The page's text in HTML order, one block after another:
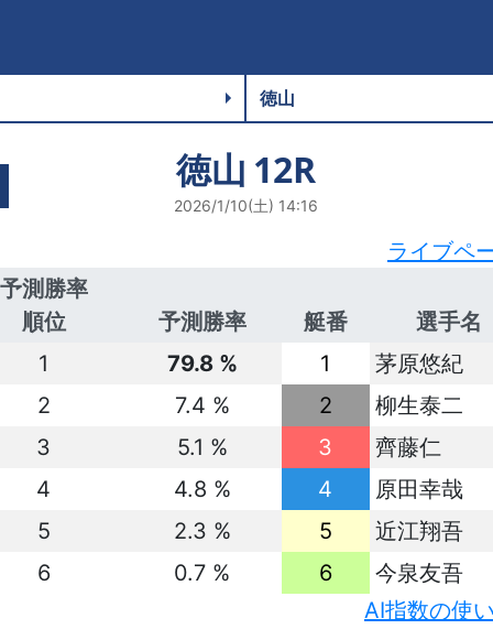
徳山 12R
2026/1/10(土) 14:16
ライブペ
予測勝率
順位
予測勝率 艇番
選手名
1
79.8 % 1
茅原悠紀
2
7.4 % 2
柳生泰二
3
5.1 % 3
齊藤仁
4
4.8 % 4
原田幸哉
5
2.3 % 5
近江翔吾
6
0.7 % 6
今泉友吾
AI指数の使